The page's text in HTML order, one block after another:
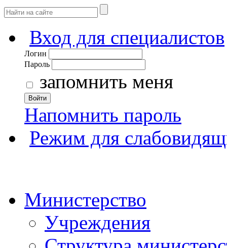
Вход для специалистов
Логин
Пароль
запомнить меня
Войти
Напомнить пароль
Режим для
Министерство
Учреждения